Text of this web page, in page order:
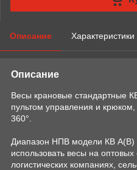
Описание Характеристики
Описание
Весы крановые стандартные
пультом управления и
360°.
Диапазон НПВ модели КВ А(В)
использовать весы на оптовых
логистических компаниях,